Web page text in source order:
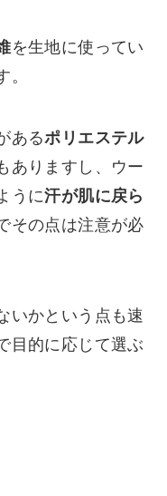
を生地に使ってい
。
あるポリエステル
ありますし、ウー
うに汗が肌に戻ら
その点は注意が必
いかという点も速
目的に応じて選ぶ